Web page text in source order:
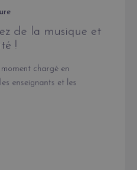
de la musique et
!
chargé en
enseignants et les